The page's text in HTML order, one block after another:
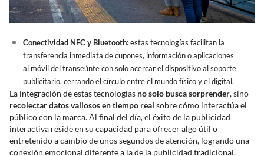
Conectividad NFC y Bluetooth:estas tecnologías facilitan la
transferencia inmediata de cupones, información o aplicaciones
al móvil del transeúnte con solo acercar el dispositivo al soporte
publicitario, cerrando el círculo entre el mundo físico y el digital.
La integración de estas tecnologías no solo busca sorprender, sino
recolectar datos valiosos en tiempo real sobre cómo interactúa el
público con la marca. Al final del día, el éxito de la publicidad
interactiva reside en su capacidad para ofrecer algo útil o
entretenido a cambio de unos segundos de atención, logrando una
conexión emocional diferente a la de la publicidad tradicional.